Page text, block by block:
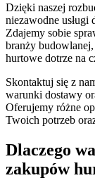
Dzięki naszej
niezawodne
Zdajemy sobie
branży
hurtowe dotrze na
Skontaktuj się z
warunki dostawy
Oferujemy różne
Twoich potrzeb
Dlaczego
zakupów